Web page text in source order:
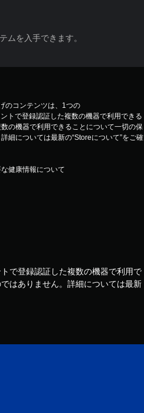
ムを入手できます。
のコンテンツは、1つの
トで登録認証した複数の機器で利用できる
の機器で利用できることについて一切の保
細については最新の“Storeについて”をご確
健康情報について
で登録認証した複数の機器で利用で
はありません。詳細については最新